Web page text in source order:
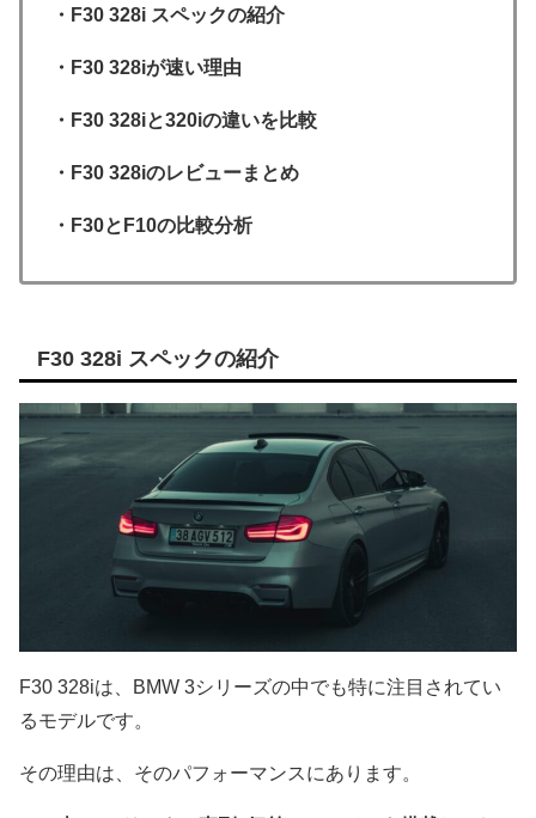
・F30 328i スペックの紹介
・F30 328iが速い理由
・F30 328iと320iの違いを比較
・F30 328iのレビューまとめ
・F30とF10の比較分析
F30 328i スペックの紹介
F30 328iは、BMW 3シリーズの中でも特に注目されてい
るモデルです。
その理由は、そのパフォーマンスにあります。